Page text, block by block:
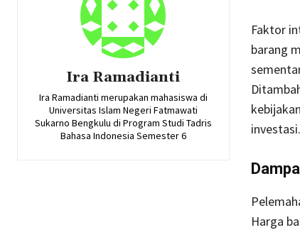
Ira Ramadianti
Ira Ramadianti merupakan mahasiswa di
Universitas Islam Negeri Fatmawati
Sukarno Bengkulu di Program Studi Tadris
Bahasa Indonesia Semester 6
Faktor
barang
investasi.
Harga